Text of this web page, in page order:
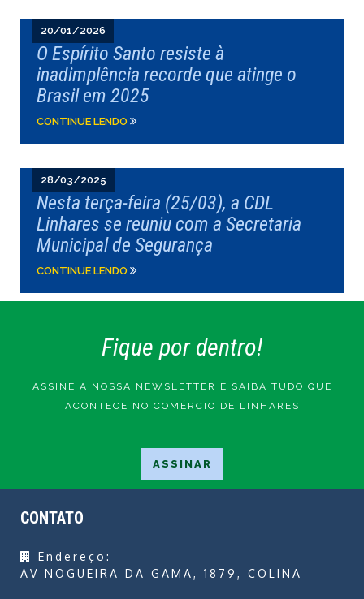
20/01/2026
O Espírito Santo resiste à
inadimplência recorde que atinge o
Brasil em 2025
CONTINUE LENDO
28/03/2025
Nesta terça-feira (25/03), a CDL
Linhares se reuniu com a Secretaria
Municipal de Segurança
CONTINUE LENDO
Fique por dentro!
ASSINE A NOSSA NEWSLETTER E SAIBA TUDO QUE
ACONTECE NO COMÉRCIO DE LINHARES
CONTATO
Endereço:
AV NOGUEIRA DA GAMA, 1879, COLINA